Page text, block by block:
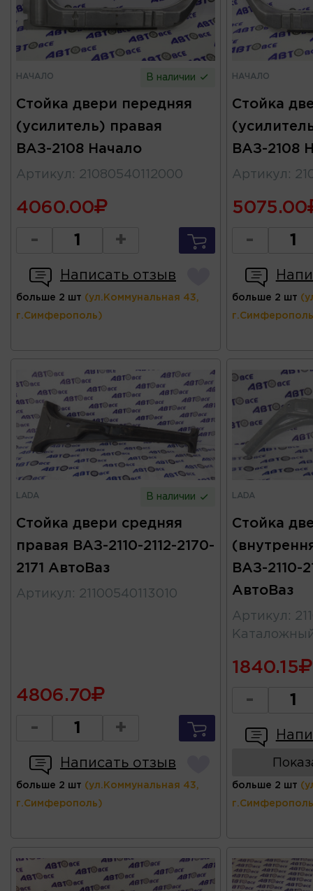
НАЧАЛО В наличии
Стойка двери передняя
(усилитель) правая
ВАЗ-2108 Начало
Артикул : 21080540112000
4060.00
- +
Написать отзыв
больше 2 шт (ул.Коммунальная 43,
г.Симферополь)
НАЧАЛО
Стойка
ВАЗ-2108
Артикул :
5075.00
-
больше 2 шт
LADA В наличии
Стойка двери средняя
правая ВАЗ-2110-2112-2170-
2171 АвтоВаз
Артикул : 21100540113010
4806.70
- +
Написать отзыв
больше 2 шт (ул.Коммунальная 43,
г.Симферополь)
LADA
Стойка
ВАЗ-2110-
АвтоВаз
Артикул :
1840.15
-
больше 2 шт